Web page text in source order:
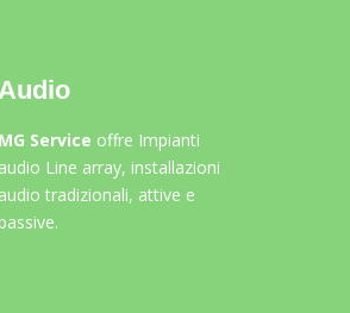
Audio
MG Service offre Impianti
audio Line array, installazioni
audio tradizionali, attive e
passive.